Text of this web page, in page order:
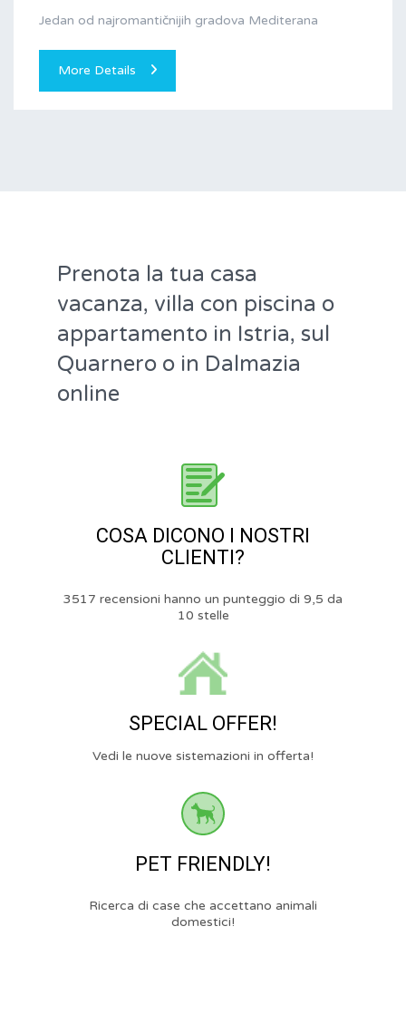
Jedan od najromantičnijih gradova Mediterana
More Details
Prenota la tua casa
vacanza, villa con piscina o
appartamento in Istria, sul
Quarnero o in Dalmazia
online
COSA DICONO I NOSTRI
CLIENTI?
3517 recensioni hanno un punteggio di 9,5 da
10 stelle
SPECIAL OFFER!
Vedi le nuove sistemazioni in offerta!
PET FRIENDLY!
Ricerca di case che accettano animali
domestici!